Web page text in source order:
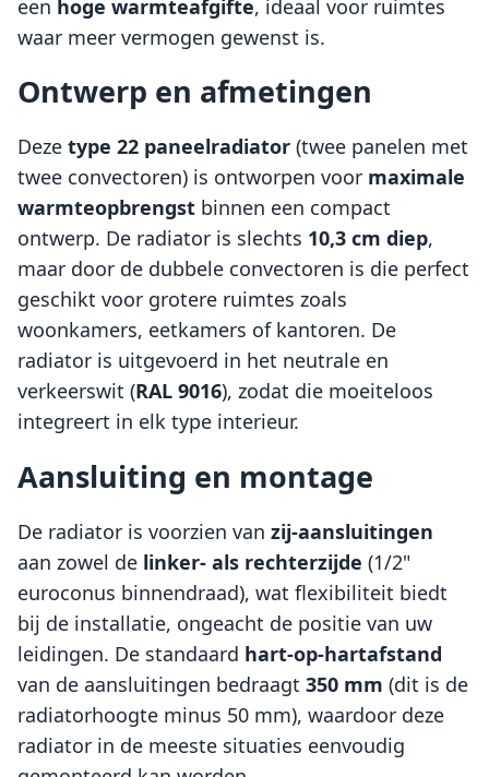
een hoge warmteafgifte, ideaal voor ruimtes
waar meer vermogen gewenst is.
Ontwerp en afmetingen
Deze type 22 paneelradiator (twee panelen met
twee convectoren) is ontworpen voor maximale
warmteopbrengst binnen een compact
ontwerp. De radiator is slechts 10,3 cm diep,
maar door de dubbele convectoren is die perfect
geschikt voor grotere ruimtes zoals
woonkamers, eetkamers of kantoren. De
radiator is uitgevoerd in het neutrale en
verkeerswit (RAL 9016), zodat die moeiteloos
integreert in elk type interieur.
Aansluiting en montage
De radiator is voorzien van zij-aansluitingen
aan zowel de linker- als rechterzijde (1/2"
euroconus binnendraad), wat flexibiliteit biedt
bij de installatie, ongeacht de positie van uw
leidingen. De standaard hart-op-hartafstand
van de aansluitingen bedraagt 350 mm (dit is de
radiatorhoogte minus 50 mm), waardoor deze
radiator in de meeste situaties eenvoudig